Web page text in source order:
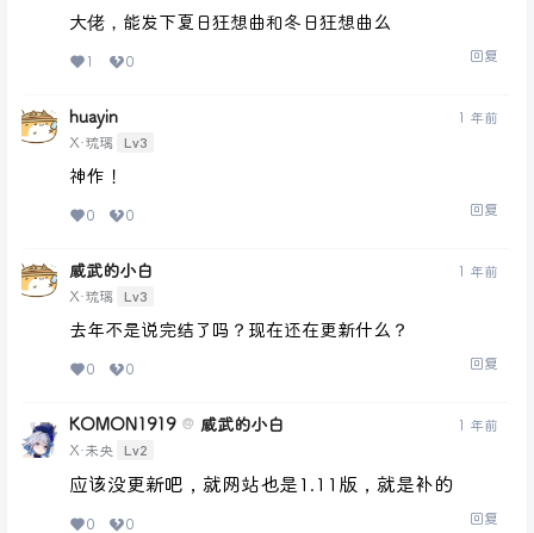
大佬，能发下夏日狂想曲和冬日狂想曲么
1 0 回复
huayin
X·琉璃 Lv3
1 年前
神作！
0 0 回复
威武的小白
X·琉璃 Lv3
1 年前
去年不是说完结了吗？现在还在更新什么？
0 0 回复
KOMON1919 @ 威武的小白
X·未央 Lv2
1 年前
应该没更新吧，就网站也是1.11版，就是补的
0 0 回复